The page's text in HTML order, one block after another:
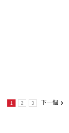
1 2 3 下一個